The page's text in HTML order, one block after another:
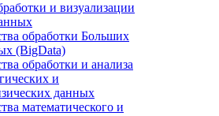
и визуализации
обработки Больших
(BigData)
обработки и анализа
и
данных
математического и